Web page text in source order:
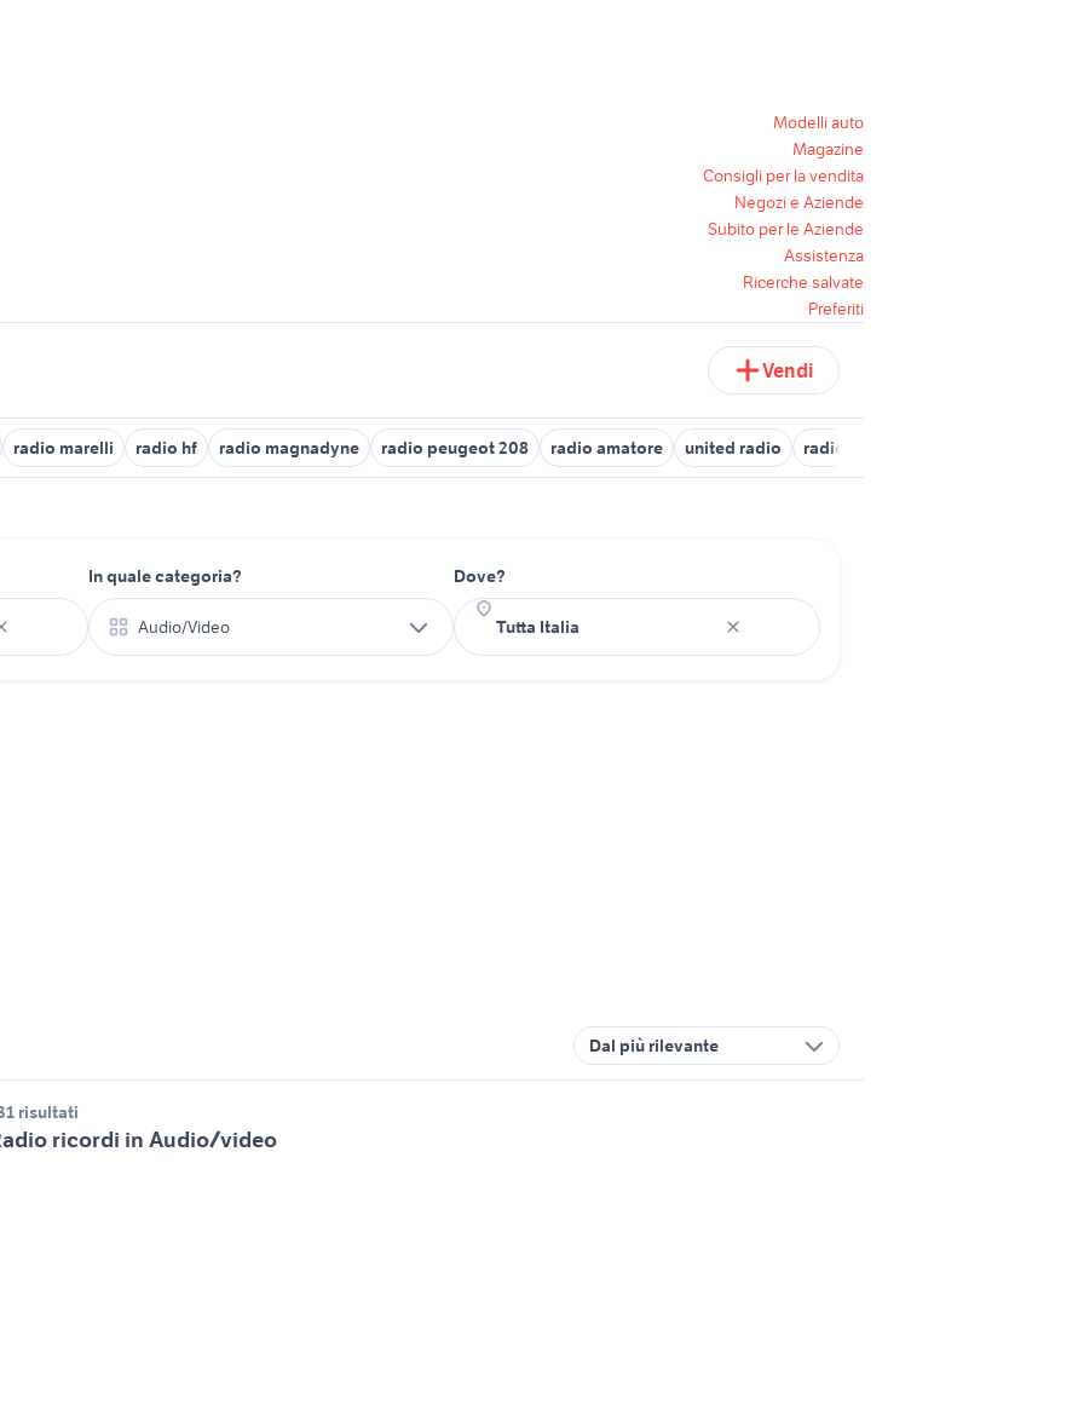
Modelli auto
Magazine
Consigli per la vendita
Negozi e Aziende
Subito per le Aziende
Assistenza
Ricerche salvate
Preferiti
Vendi
radio marelli radio hf radio magnadyne radio peugeot 208 radio amatore united radio radio parma
In quale categoria?
Audio/Video
Dove?
Dal più rilevante
risultati
ricordi in Audio/video